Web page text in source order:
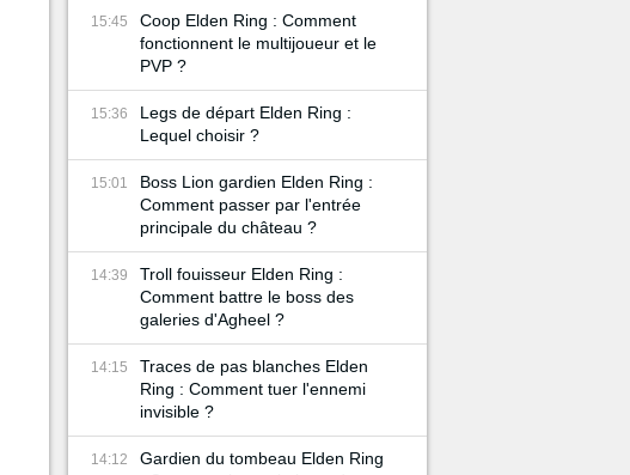
15:45
Coop Elden Ring : Comment
fonctionnent le multijoueur et le
PVP ?
15:36
Legs de départ Elden Ring :
Lequel choisir ?
15:01
Boss Lion gardien Elden Ring :
Comment passer par l'entrée
principale du château ?
14:39
Troll fouisseur Elden Ring :
Comment battre le boss des
galeries d'Agheel ?
14:15
Traces de pas blanches Elden
Ring : Comment tuer l'ennemi
invisible ?
14:12
Gardien du tombeau Elden Ring